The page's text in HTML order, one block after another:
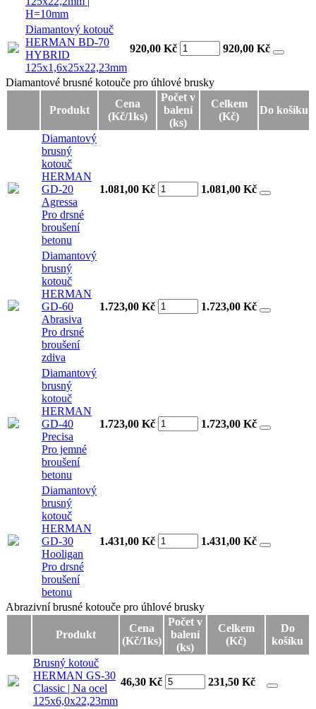
H=10mm
Diamantový kotouč
HERMAN BD-70
HYBRID
125x1,6x25x22,23mm
920,00 Kč 920,00 Kč
Diamantové brusné kotouče pro úhlové brusky
Diamantové brusné kotouče pro úhlové brusky
Produkt
Cena
(Kč/1ks)
Počet v
balení
(ks)
Celkem
(Kč)
Do košíku
Diamantový
brusný
kotouč
HERMAN
GD-20
Agressa
Pro drsné
broušení
betonu
1.081,00 Kč 1.081,00 Kč
Diamantový
brusný
kotouč
HERMAN
GD-60
Abrasiva
Pro drsné
broušení
zdiva
1.723,00 Kč 1.723,00 Kč
Diamantový
brusný
kotouč
HERMAN
GD-40
Precisa
Pro jemné
broušení
betonu
1.723,00 Kč 1.723,00 Kč
Diamantový
brusný
kotouč
HERMAN
GD-30
Hooligan
Pro drsné
broušení
betonu
1.431,00 Kč 1.431,00 Kč
Abrazivní brusné kotouče pro úhlové brusky
Abrazivní brusné kotouče pro úhlové brusky
Produkt
Cena
(Kč/1ks)
Počet v
balení
(ks)
Celkem
(Kč)
Do
košíku
Brusný kotouč
HERMAN GS-30
Classic | Na ocel
125x6,0x22,23mm
46,30 Kč 231,50 Kč